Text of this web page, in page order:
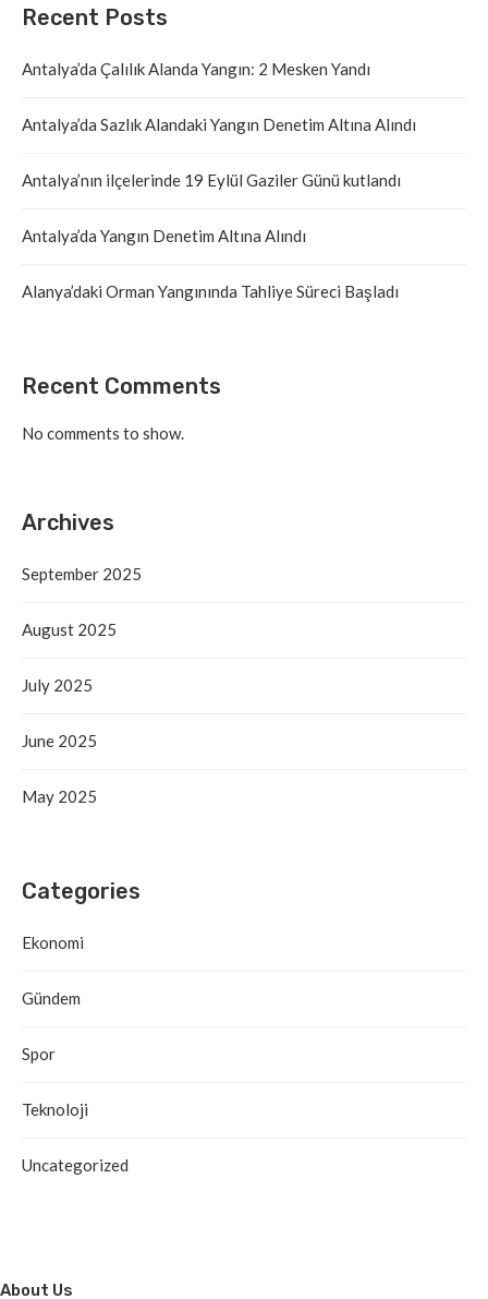
Recent Posts
Antalya’da Çalılık Alanda Yangın: 2 Mesken Yandı
Antalya’da Sazlık Alandaki Yangın Denetim Altına Alındı
Antalya’nın ilçelerinde 19 Eylül Gaziler Günü kutlandı
Antalya’da Yangın Denetim Altına Alındı
Alanya’daki Orman Yangınında Tahliye Süreci Başladı
Recent Comments
No comments to show.
Archives
September 2025
August 2025
July 2025
June 2025
May 2025
Categories
Ekonomi
Gündem
Spor
Teknoloji
Uncategorized
About Us